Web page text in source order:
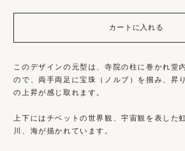
カートに入れる
このデザインの元型は、寺院の柱に巻かれ堂
ので、両手両足に宝珠（ノルブ）を掴み、昇
の上昇が感じ取れます。
上下にはチベットの世界観、宇宙観を表した
川、海が描かれています。